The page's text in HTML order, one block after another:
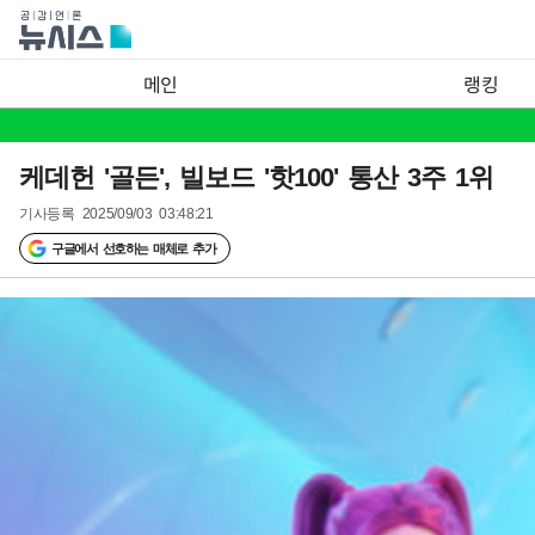
메인 랭킹
케데헌 '골든', 빌보드 '핫100' 통산 3주 1위
기사등록 2025/09/03 03:48:21
구글에서 선호하는 매체로 추가